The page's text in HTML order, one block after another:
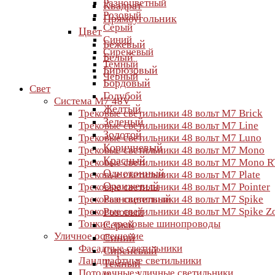
Разноцветный
Розовый
Серый
Синий
Сиреневый
Темный
Черный
Свет
Система M7 48V
Трековые светильники 48 вольт M7 Brick
Трековые светильники 48 вольт M7 Line
Трековые светильники 48 вольт M7 Luno
Трековые светильники 48 вольт M7 Mono
Трековые светильники 48 вольт M7 Mono
Трековые светильники 48 вольт M7 Plate
Трековые светильники 48 вольт M7 Pointer
Трековые светильники 48 вольт M7 Spike
Трековые светильники 48 вольт M7 Spike
Тонкие трековые шинопроводы
Уличное освещение
Фасадные светильники
Ландшафтные светильники
Квадрат
Прямоугольник
Цвет
Бежевый
Белый
Бирюзовый
Бордовый
Голубой
Желтый
Зеленый
Золотой
Коричневый
Красный
Однотонный
Оранжевый
Разноцветный
Розовый
Серый
Синий
Сиреневый
Темный